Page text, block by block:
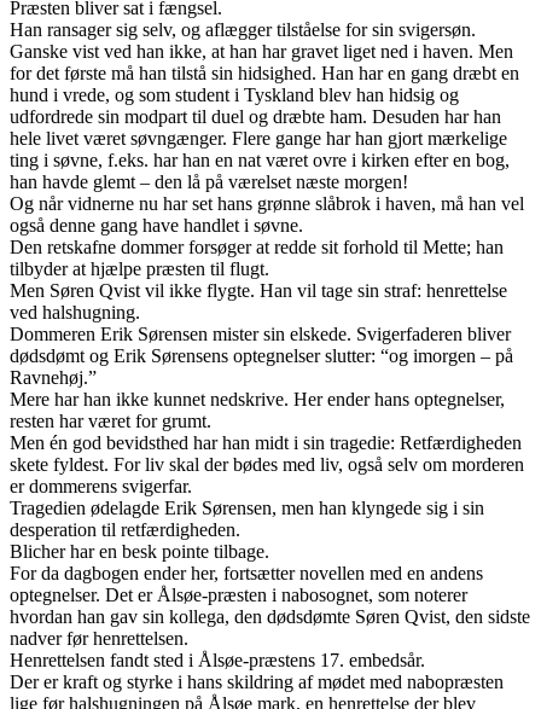
Præsten bliver sat i fængsel.
Han ransager sig selv, og aflægger tilståelse for sin svigersøn.
Ganske vist ved han ikke, at han har gravet liget ned i haven. Men
for det første må han tilstå sin hidsighed. Han har en gang dræbt en
hund i vrede, og som student i Tyskland blev han hidsig og
udfordrede sin modpart til duel og dræbte ham. Desuden har han
hele livet været søvngænger. Flere gange har han gjort mærkelige
ting i søvne, f.eks. har han en nat været ovre i kirken efter en bog,
han havde glemt – den lå på værelset næste morgen!
Og når vidnerne nu har set hans grønne slåbrok i haven, må han vel
også denne gang have handlet i søvne.
Den retskafne dommer forsøger at redde sit forhold til Mette; han
tilbyder at hjælpe præsten til flugt.
Men Søren Qvist vil ikke flygte. Han vil tage sin straf: henrettelse
ved halshugning.
Dommeren Erik Sørensen mister sin elskede. Svigerfaderen bliver
dødsdømt og Erik Sørensens optegnelser slutter: “og imorgen – på
Ravnehøj.”
Mere har han ikke kunnet nedskrive. Her ender hans optegnelser,
resten har været for grumt.
Men én god bevidsthed har han midt i sin tragedie: Retfærdigheden
skete fyldest. For liv skal der bødes med liv, også selv om morderen
er dommerens svigerfar.
Tragedien ødelagde Erik Sørensen, men han klyngede sig i sin
desperation til retfærdigheden.
Blicher har en besk pointe tilbage.
For da dagbogen ender her, fortsætter novellen med en andens
optegnelser. Det er Ålsøe-præsten i nabosognet, som noterer
hvordan han gav sin kollega, den dødsdømte Søren Qvist, den sidste
nadver før henrettelsen.
Henrettelsen fandt sted i Ålsøe-præstens 17. embedsår.
Der er kraft og styrke i hans skildring af mødet med nabopræsten
lige før halshugningen på Ålsøe mark, en henrettelse der blev